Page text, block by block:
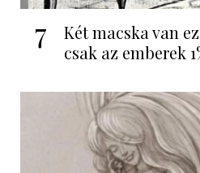
7
Két macska van
csak az emberek